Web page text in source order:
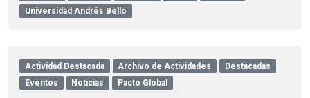
Universidad Andrés Bello
Actividad Destacada Archivo de Actividades
Destacadas
Eventos
Noticias Pacto Global